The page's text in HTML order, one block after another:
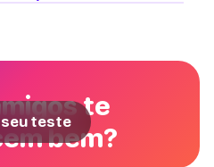
te
bem?
seu teste